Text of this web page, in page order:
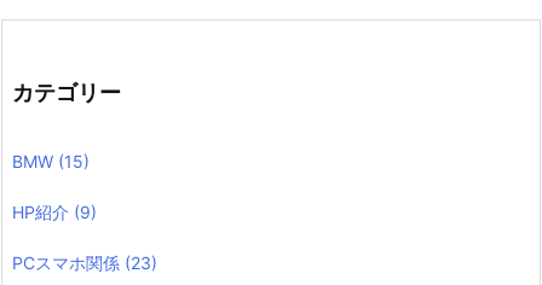
カテゴリー
BMW (15)
HP紹介 (9)
PCスマホ関係 (23)